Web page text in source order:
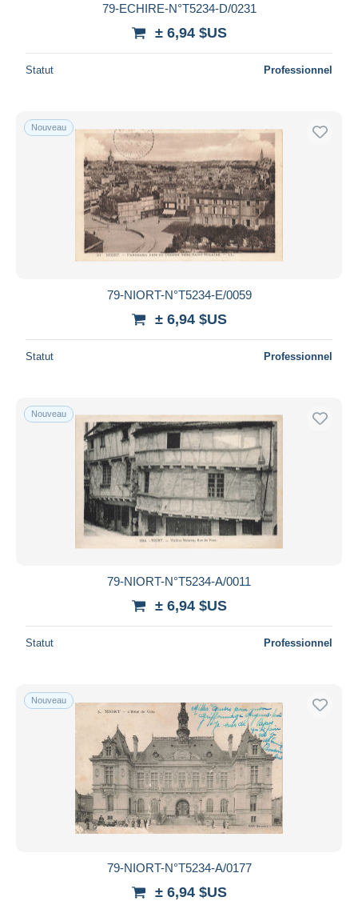
79-ECHIRE-N°T5234-D/0231
± 6,94 $US
Statut Professionnel
Nouveau
79-NIORT-N°T5234-E/0059
± 6,94 $US
Statut Professionnel
Nouveau
79-NIORT-N°T5234-A/0011
± 6,94 $US
Statut Professionnel
Nouveau
79-NIORT-N°T5234-A/0177
± 6,94 $US